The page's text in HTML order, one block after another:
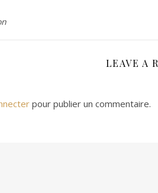
LEAVE A
pour publier un commentaire.